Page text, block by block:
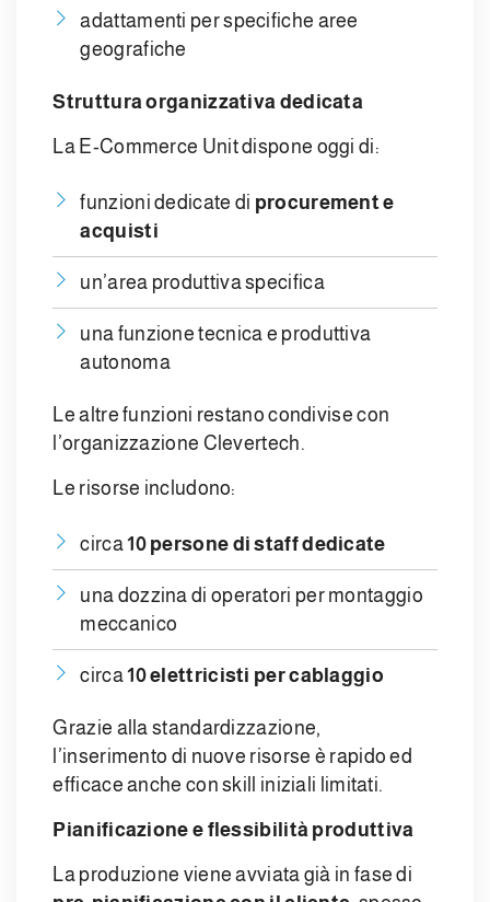
adattamenti per specifiche aree
geografiche
Struttura organizzativa dedicata
La E-Commerce Unit dispone oggi di:
funzioni dedicate di procurement e
acquisti
un’area produttiva specifica
una funzione tecnica e produttiva
autonoma
Le altre funzioni restano condivise con
l’organizzazione Clevertech.
Le risorse includono:
circa10 persone di staff dedicate
una dozzina di operatori per montaggio
meccanico
circa10 elettricisti per cablaggio
Grazie alla standardizzazione,
l’inserimento di nuove risorse è rapido ed
efficace anche con skill iniziali limitati.
Pianificazione e flessibilità produttiva
La produzione viene avviata già in fase di